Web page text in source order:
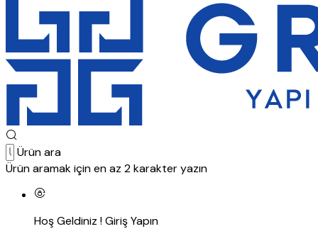
Ürün ara
Ürün aramak için en az 2 karakter yazın
Hoş Geldiniz !Giriş Yapın